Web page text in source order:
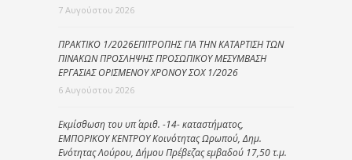
7 Αυγούστου 2026
ΠΡΑΚΤΙΚΟ 1/2026ΕΠΙΤΡΟΠΗΣ ΓΙΑ ΤΗΝ ΚΑΤΑΡΤΙΣΗ ΤΩΝ
ΠΙΝΑΚΩΝ ΠΡΟΣΛΗΨΗΣ ΠΡΟΣΩΠΙΚΟΥ ΜΕΣΥΜΒΑΣΗ
ΕΡΓΑΣΙΑΣ ΟΡΙΣΜΕΝΟΥ ΧΡΟΝΟΥ ΣΟΧ 1/2026
6 Αυγούστου 2026
Εκμίσθωση του υπ΄ αριθ. -14- καταστήματος,
ΕΜΠΟΡΙΚΟΥ ΚΕΝΤΡΟΥ Κοινότητας Ωρωπού, Δημ.
Ενότητας Λούρου, Δήμου Πρέβεζας εμβαδού 17,50 τ.μ.